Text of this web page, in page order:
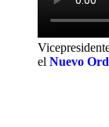
el Nuevo